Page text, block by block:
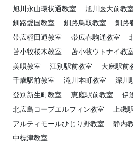
旭川永山環状通教室
旭川医大前教
釧路愛国教室
釧路鳥取教室
釧路
帯広稲田通教室
帯広春駒通教室
苫小牧桜木教室
苫小牧ウトナイ教
美唄教室
江別駅前教室 大麻駅前
千歳駅前教室
滝川本町教室 深川
登別新生町教室
恵庭駅前教室
伊
北広島コープエルフィン教室
上磯
アルティモールひじり野教室
静内
中標津教室